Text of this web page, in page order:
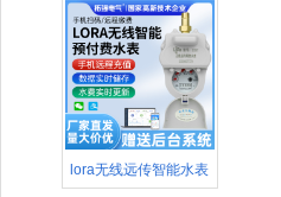
lora无线远传智能水表